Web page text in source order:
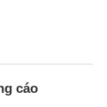
cáo